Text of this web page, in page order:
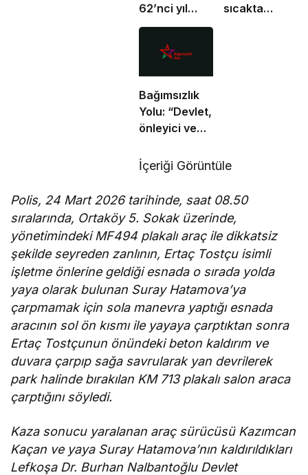
62’nci yıl
dönümünde
şehitler
törenle anıldı
sıcakta
Bağımsızlık
Yolu: “Devlet,
önleyici ve
sorumluluklarını
yerine
getirmeli”
İçeriği Görüntüle
Polis, 24 Mart 2026 tarihinde, saat 08.50
sıralarında, Ortaköy 5. Sokak üzerinde,
yönetimindeki MF494 plakalı araç ile dikkatsiz
şekilde seyreden zanlının, Ertaç Tostçu isimli
işletme önlerine geldiği esnada o sırada yolda
yaya olarak bulunan Suray Hatamova’ya
çarpmamak için sola manevra yaptığı esnada
aracının sol ön kısmı ile yayaya çarptıktan sonra
Ertaç Tostçunun önündeki beton kaldırım ve
duvara çarpıp sağa savrularak yan devrilerek
park halinde bırakılan KM 713 plakalı salon araca
çarptığını söyledi.
Kaza sonucu yaralanan araç sürücüsü Kazımcan
Kaçan ve yaya Suray Hatamova’nın kaldırıldıkları
Lefkoşa Dr. Burhan Nalbantoğlu Devlet